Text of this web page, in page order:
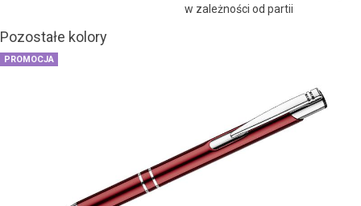
w zależności od partii
Pozostałe kolory
PROMOCJA